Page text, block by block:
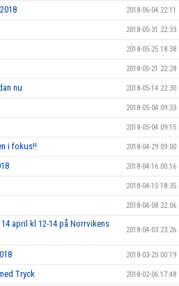
2018-06-04 22:11
2018-05-31 22:33
2018-05-25 18:38
2018-05-21 22:28
nu 2018-05-14 22:30
2018-05-04 09:33
2018-05-04 09:15
i fokus!! 2018-04-29 09:00
2018-04-16 00:16
2018-04-15 18:35
2018-04-08 22:06
april kl 12-14 på Norrvikens
2018-04-03 23:26
2018-03-25 00:19
Tryck 2018-02-06 17:48